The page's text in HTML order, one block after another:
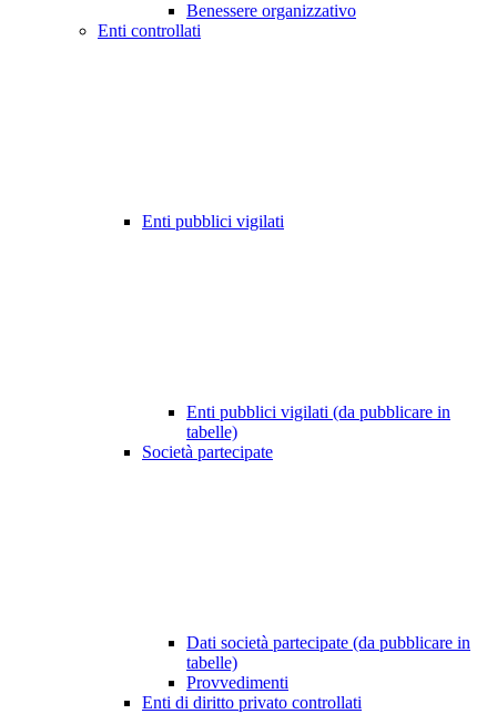
Benessere organizzativo
Enti controllati
Enti pubblici vigilati
Enti pubblici vigilati (da pubblicare in
tabelle)
Società partecipate
Dati società partecipate (da pubblicare in
tabelle)
Provvedimenti
Enti di diritto privato controllati